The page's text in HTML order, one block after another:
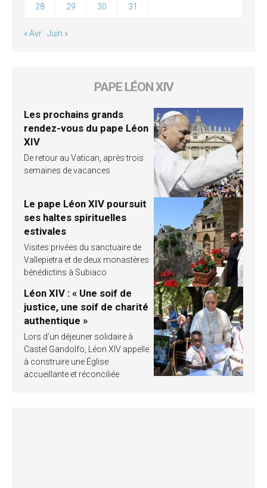
28 29 30 31
« Avr Juin »
PAPE LÉON XIV
Les prochains grands
rendez-vous du pape Léon
XIV
De retour au Vatican, après trois
semaines de vacances
Le pape Léon XIV poursuit
ses haltes spirituelles
estivales
Visites privées du sanctuaire de
Vallepietra et de deux monastères
bénédictins à Subiaco
Léon XIV : « Une soif de
justice, une soif de charité
authentique »
Lors d’un déjeuner solidaire à
Castel Gandolfo, Léon XIV appelle
à construire une Église
accueillante et réconciliée